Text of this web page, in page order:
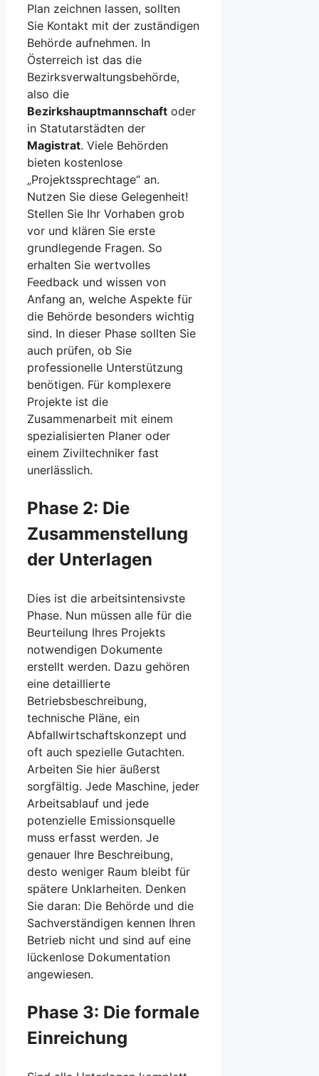
Plan zeichnen lassen, sollten
Sie Kontakt mit der zuständigen
Behörde aufnehmen. In
Österreich ist das die
Bezirksverwaltungsbehörde,
also die
Bezirkshauptmannschaft oder
in Statutarstädten der
Magistrat. Viele Behörden
bieten kostenlose
„Projektssprechtage“ an.
Nutzen Sie diese Gelegenheit!
Stellen Sie Ihr Vorhaben grob
vor und klären Sie erste
grundlegende Fragen. So
erhalten Sie wertvolles
Feedback und wissen von
Anfang an, welche Aspekte für
die Behörde besonders wichtig
sind. In dieser Phase sollten Sie
auch prüfen, ob Sie
professionelle Unterstützung
benötigen. Für komplexere
Projekte ist die
Zusammenarbeit mit einem
spezialisierten Planer oder
einem Ziviltechniker fast
unerlässlich.
Phase 2: Die
Zusammenstellung
der Unterlagen
Dies ist die arbeitsintensivste
Phase. Nun müssen alle für die
Beurteilung Ihres Projekts
notwendigen Dokumente
erstellt werden. Dazu gehören
eine detaillierte
Betriebsbeschreibung,
technische Pläne, ein
Abfallwirtschaftskonzept und
oft auch spezielle Gutachten.
Arbeiten Sie hier äußerst
sorgfältig. Jede Maschine, jeder
Arbeitsablauf und jede
potenzielle Emissionsquelle
muss erfasst werden. Je
genauer Ihre Beschreibung,
desto weniger Raum bleibt für
spätere Unklarheiten. Denken
Sie daran: Die Behörde und die
Sachverständigen kennen Ihren
Betrieb nicht und sind auf eine
lückenlose Dokumentation
angewiesen.
Phase 3: Die formale
Einreichung